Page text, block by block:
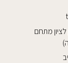
בומה שביט 1 ראשון לציון מתחם